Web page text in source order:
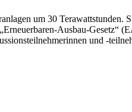
um 30 Terawattstunden.
Ausbau-Gesetz“
und -